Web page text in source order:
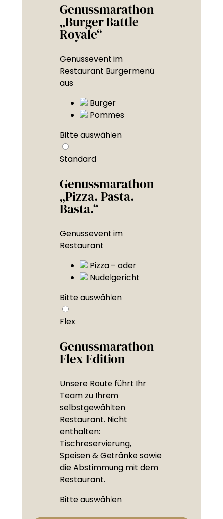
Genussmarathon
„Burger Battle
Royale“
Genussevent im
Restaurant Burgermenü
aus
Burger
Pommes
Bitte auswählen
Standard
Genussmarathon
„Pizza. Pasta.
Basta.“
Genussevent im
Restaurant
Pizza – oder
Nudelgericht
Bitte auswählen
Flex
Genussmarathon
Flex Edition
Unsere Route führt Ihr
Team zu Ihrem
selbstgewählten
Restaurant. Nicht
enthalten:
Tischreservierung,
Speisen & Getränke sowie
die Abstimmung mit dem
Restaurant.
Bitte auswählen